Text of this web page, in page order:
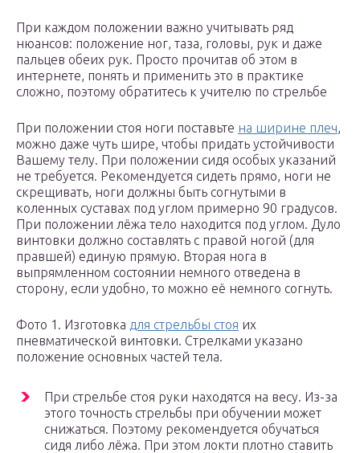
При каждом положении важно учитывать ряд
нюансов: положение ног, таза, головы, рук и даже
пальцев обеих рук. Просто прочитав об этом в
интернете, понять и применить это в практике
сложно, поэтому обратитесь к учителю по стрельбе
При положении стоя ноги поставьте на ширине плеч,
можно даже чуть шире, чтобы придать устойчивости
Вашему телу. При положении сидя особых указаний
не требуется. Рекомендуется сидеть прямо, ноги не
скрещивать, ноги должны быть согнутыми в
коленных суставах под углом примерно 90 градусов.
При положении лёжа тело находится под углом. Дуло
винтовки должно составлять с правой ногой (для
правшей) единую прямую. Вторая нога в
выпрямленном состоянии немного отведена в
сторону, если удобно, то можно её немного согнуть.
Фото 1. Изготовка для стрельбы стоя их
пневматической винтовки. Стрелками указано
положение основных частей тела.
При стрельбе стоя руки находятся на весу. Из-за
этого точность стрельбы при обучении может
снижаться. Поэтому рекомендуется обучаться
сидя либо лёжа. При этом локти плотно ставить